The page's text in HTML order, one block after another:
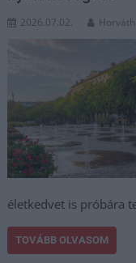
2026.07.02.
életkedvet is próbára
TOVÁBB OLVASOM